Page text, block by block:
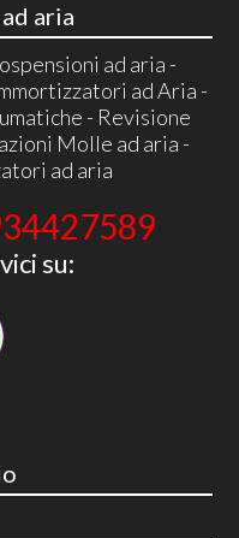
aria
ad aria -
ad Aria -
- Revisione
Molle ad aria -
ad aria
su: